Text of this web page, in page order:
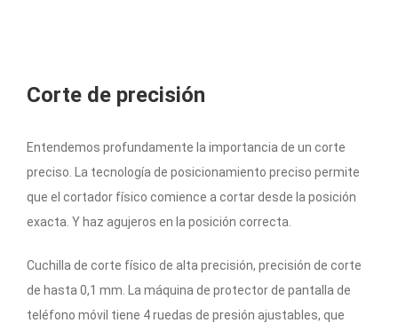
Corte de precisión
Entendemos profundamente la importancia de un corte
preciso. La tecnología de posicionamiento preciso permite
que el cortador físico comience a cortar desde la posición
exacta. Y haz agujeros en la posición correcta.
Cuchilla de corte físico de alta precisión, precisión de corte
de hasta 0,1 mm. La máquina de protector de pantalla de
teléfono móvil tiene 4 ruedas de presión ajustables, que